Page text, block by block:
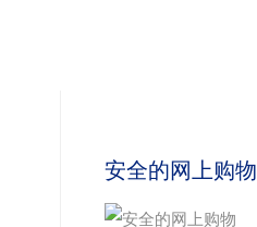
安全的网上购物